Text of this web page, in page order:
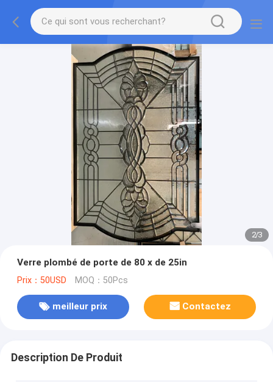
2/3
Verre plombé de porte de 80 x de 25in
Prix：50USD MOQ：50Pcs
meilleur prix Contactez
Description De Produit